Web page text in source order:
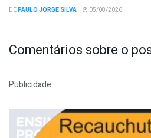
DEPAULO JORGE SILVA 05/08/2026
Comentários sobre o
Publicidade